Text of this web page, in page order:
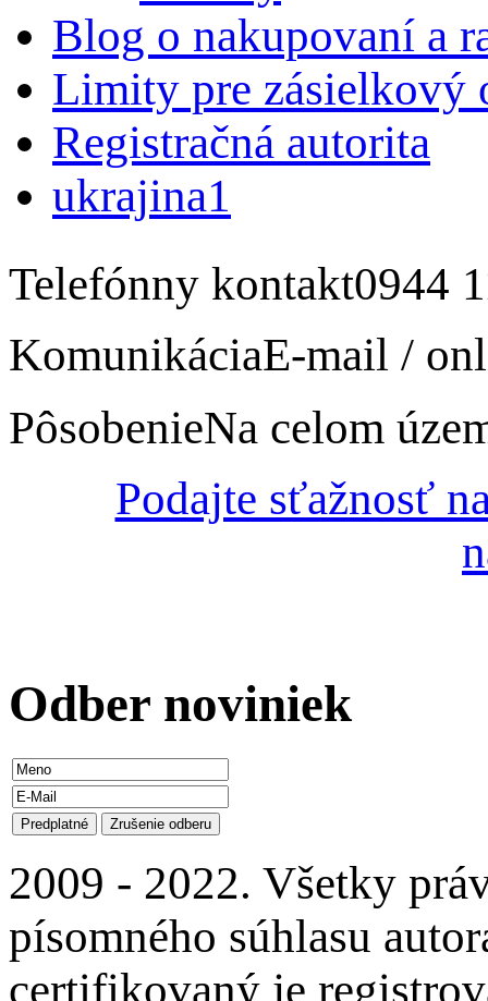
Blog o nakupovaní a
Limity pre zásielkový
Registračná autorita
ukrajina1
Telefónny kontakt0944
KomunikáciaE-mail /
PôsobenieNa celom
Podajte sťažnosť
Odber noviniek
2009 - 2022. Všetky
písomného súhlasu
certifikovaný je